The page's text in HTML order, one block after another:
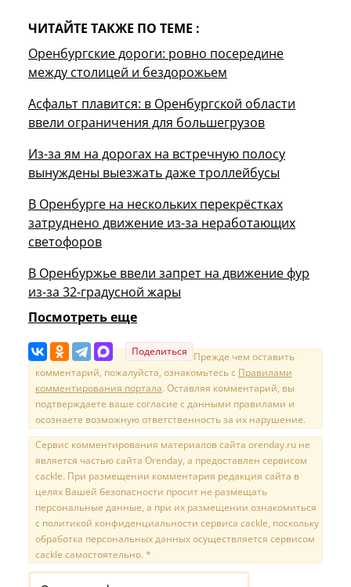
ЧИТАЙТЕ ТАКЖЕ ПО ТЕМЕ :
Оренбургские дороги: ровно посередине
между столицей и бездорожьем
Асфальт плавится: в Оренбургской области
ввели ограничения для большегрузов
Из-за ям на дорогах на встречную полосу
вынуждены выезжать даже троллейбусы
В Оренбурге на нескольких перекрёстках
затруднено движение из-за неработающих
светофоров
В Оренбуржье ввели запрет на движение фур
из-за 32-градусной жары
Посмотреть еще
Поделиться Прежде чем оставить
комментарий, пожалуйста, ознакомьтесь с Правилами
комментирования портала. Оставляя комментарий, вы
подтверждаете ваше согласие с данными правилами и
осознаете возможную ответственность за их нарушение.
Сервис комментирования материалов сайта orenday.ru не
является частью сайта Orenday, а предоставлен сервисом
cackle. При размещении комментария редакция сайта в
целях Вашей безопасности просит не размещать
персональные данные, а при их размещении ознакомиться
с политикой конфиденциальности сервиса cackle, поскольку
обработка персональных данных осуществляется сервисом
cackle самостоятельно. *